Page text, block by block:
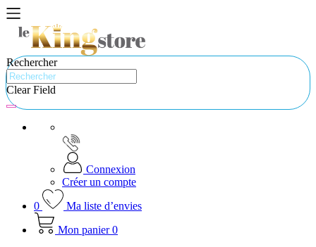
Rechercher
Clear Field
Connexion
Créer un compte
0
Ma liste d’envies
Mon panier 0